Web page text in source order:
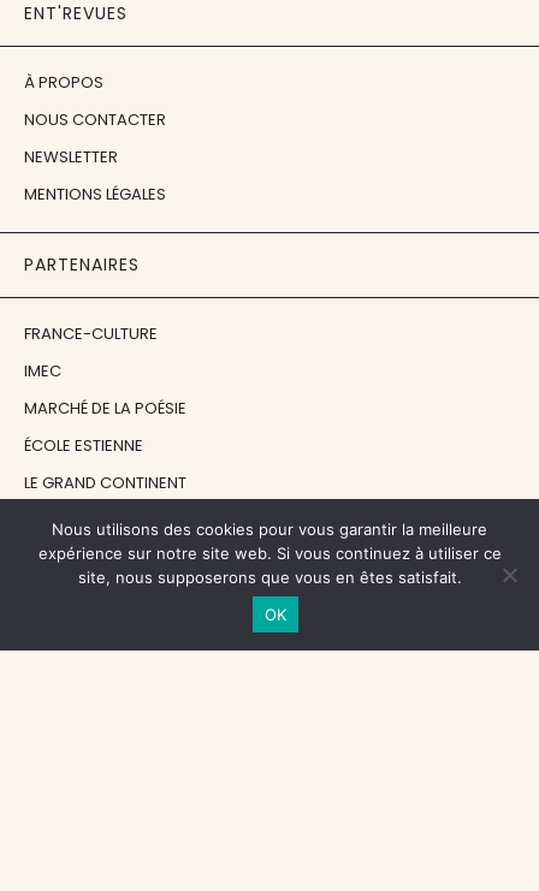
ENT'REVUES
À PROPOS
NOUS CONTACTER
NEWSLETTER
MENTIONS LÉGALES
PARTENAIRES
FRANCE-CULTURE
IMEC
MARCHÉ DE LA POÉSIE
ÉCOLE ESTIENNE
LE GRAND CONTINENT
DIACRITIK
EN ATTENDANT NADEAU
Nous utilisons des cookies pour vous garantir la meilleure
expérience sur notre site web. Si vous continuez à utiliser ce
site, nous supposerons que vous en êtes satisfait.
OK